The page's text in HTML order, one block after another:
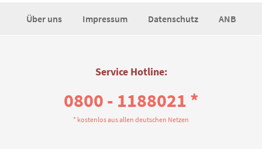
Über uns Impressum Datenschutz ANB
Service Hotline:
0800 - 1188021 *
* kostenlos aus allen deutschen Netzen